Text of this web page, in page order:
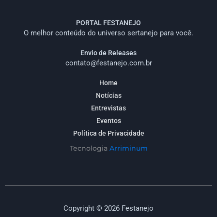
PORTAL FESTANEJO
O melhor conteúdo do universo sertanejo para você.
Envio de Releases
contato@festanejo.com.br
Home
Notícias
Entrevistas
Eventos
Política de Privacidade
Tecnologia Arriminum
Copyright © 2026 Festanejo